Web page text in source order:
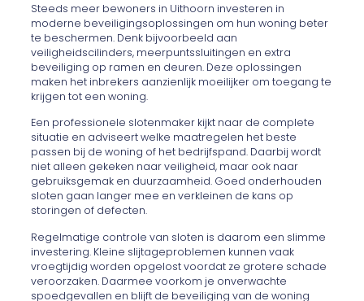
Steeds meer bewoners in Uithoorn investeren in
moderne beveiligingsoplossingen om hun woning beter
te beschermen. Denk bijvoorbeeld aan
veiligheidscilinders, meerpuntssluitingen en extra
beveiliging op ramen en deuren. Deze oplossingen
maken het inbrekers aanzienlijk moeilijker om toegang te
krijgen tot een woning.
Een professionele slotenmaker kijkt naar de complete
situatie en adviseert welke maatregelen het beste
passen bij de woning of het bedrijfspand. Daarbij wordt
niet alleen gekeken naar veiligheid, maar ook naar
gebruiksgemak en duurzaamheid. Goed onderhouden
sloten gaan langer mee en verkleinen de kans op
storingen of defecten.
Regelmatige controle van sloten is daarom een slimme
investering. Kleine slijtageproblemen kunnen vaak
vroegtijdig worden opgelost voordat ze grotere schade
veroorzaken. Daarmee voorkom je onverwachte
spoedgevallen en blijft de beveiliging van de woning